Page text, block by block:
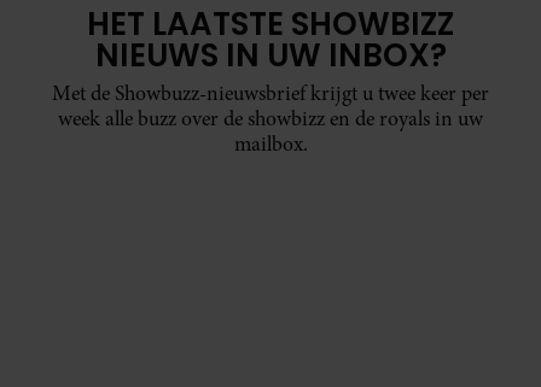
HET LAATSTE SHOWBIZZ
NIEUWS IN UW INBOX?
Met de Showbuzz-nieuwsbrief krijgt u twee keer per
week alle buzz over de showbizz en de royals in uw
mailbox.